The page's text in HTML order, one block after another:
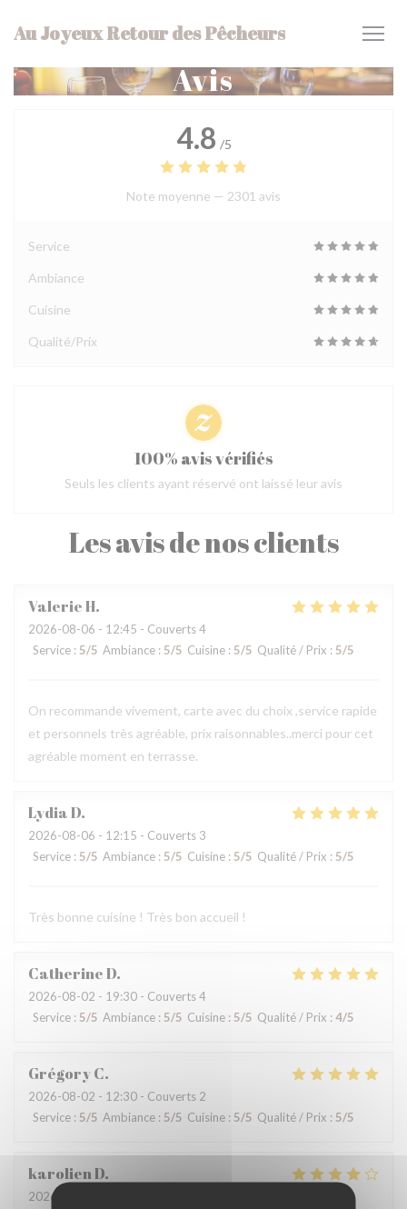
Au Joyeux Retour des Pêcheurs
Avis
Les avis de nos clients
ValerieH
2026-08-06 - 12:45 - Couverts 4
Service : 5/5 Ambiance : 5/5 Cuisine : 5/5 Qualité / Prix : 5/5
On recommande vivement, carte avec du choix ,service rapide
et personnels très agréable, prix raisonnables..merci pour cet
agréable moment en terrasse.
LydiaD
2026-08-06 - 12:15 - Couverts 3
Service : 5/5 Ambiance : 5/5 Cuisine : 5/5 Qualité / Prix : 5/5
Très bonne cuisine ! Très bon accueil !
CatherineD
2026-08-02 - 19:30 - Couverts 4
Service : 5/5 Ambiance : 5/5 Cuisine : 5/5 Qualité / Prix :4/5
GrégoryC
2026-08-02 - 12:30 - Couverts 2
Service : 5/5 Ambiance : 5/5 Cuisine : 5/5 Qualité / Prix : 5/5
karolienD
2026-07-31
4.8 /5
Note moyenne — 2301 avis
Service
Ambiance
Cuisine
Qualité/Prix
100% avis vérifiés
Seuls les clients ayant réservé ont laissé leur avis